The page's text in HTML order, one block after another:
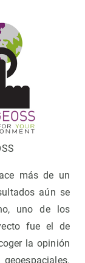
más de un
aún se
uno de los
fue el de
la opinión